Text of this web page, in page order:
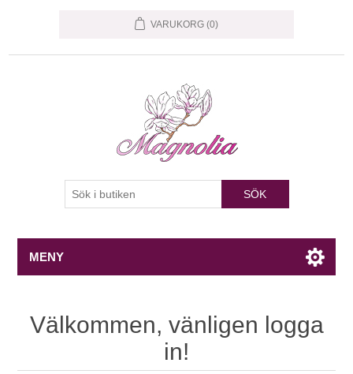
VARUKORG (0)
SÖK
MENY
Välkommen, vänligen logga
in!